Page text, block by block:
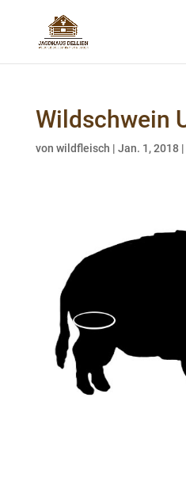
Wildschwein
von wildfleisch | Jan. 1, 2018|